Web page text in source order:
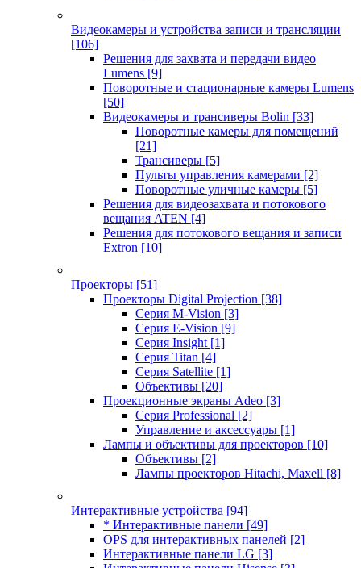
Видеокамеры и устройства записи и трансляции
[106]
Решения для захвата и передачи видео
Lumens [9]
Поворотные и стационарные камеры Lumens
[50]
Видеокамеры и трансиверы Bolin [33]
Поворотные камеры для помещений
[21]
Трансиверы [5]
Пульты управления камерами [2]
Поворотные уличные камеры [5]
Решения для видеозахвата и потокового
вещания ATEN [4]
Решения для потокового вещания и записи
Extron [10]
Проекторы [51]
Проекторы Digital Projection [38]
Серия M-Vision [3]
Серия E-Vision [9]
Серия Insight [1]
Серия Titan [4]
Серия Satellite [1]
Объективы [20]
Проекционные экраны Adeo [3]
Серия Professional [2]
Управление и аксессуары [1]
Лампы и объективы для проекторов [10]
Объективы [2]
Лампы проекторов Hitachi, Maxell [8]
Интерактивные устройства [94]
* Интерактивные панели [49]
OPS для интерактивных панелей [2]
Интерактивные панели LG [3]